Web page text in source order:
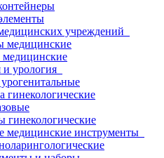
учреждений
и урология
гинекологические
гинекологические
медицинские инструменты